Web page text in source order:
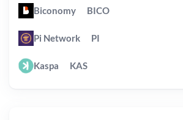
Biconomy BICO
Pi Network PI
Kaspa KAS